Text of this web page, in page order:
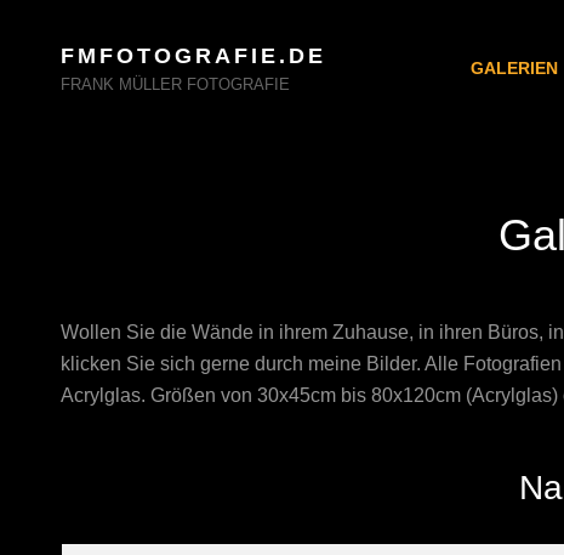
FMFOTOGRAFIE.DE
FRANK MÜLLER FOTOGRAFIE
GALERIEN
Wollen Sie die Wände in ihrem Zuhause, in ihren Büros,
klicken Sie sich gerne durch meine Bilder. Alle
Acrylglas. Größen von 30x45cm bis 80x120cm